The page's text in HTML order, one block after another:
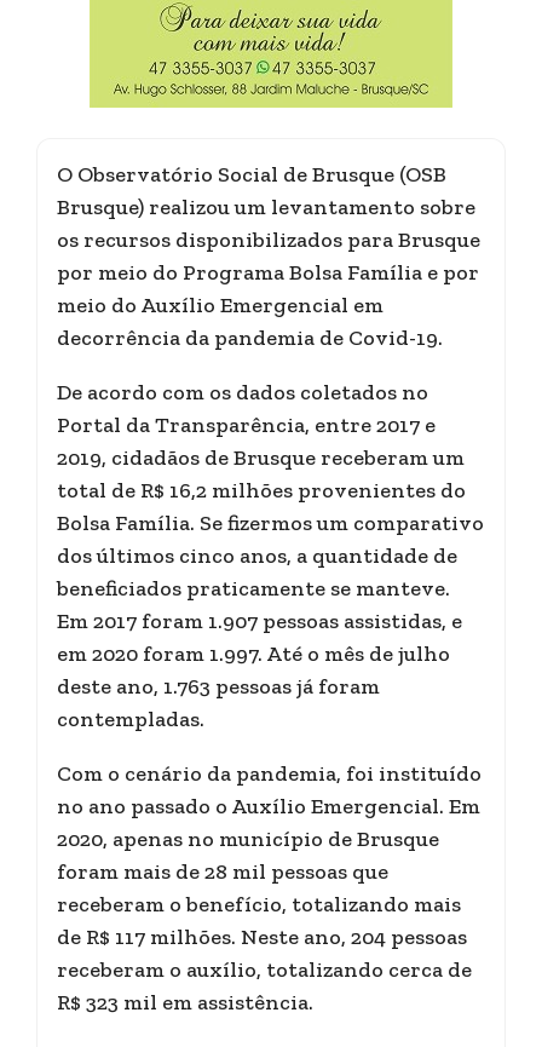
O Observatório Social de Brusque (OSB
Brusque) realizou um levantamento sobre
os recursos disponibilizados para Brusque
por meio do Programa Bolsa Família e por
meio do Auxílio Emergencial em
decorrência da pandemia de Covid-19.
De acordo com os dados coletados no
Portal da Transparência, entre 2017 e
2019, cidadãos de Brusque receberam um
total de R$ 16,2 milhões provenientes do
Bolsa Família. Se fizermos um comparativo
dos últimos cinco anos, a quantidade de
beneficiados praticamente se manteve.
Em 2017 foram 1.907 pessoas assistidas, e
em 2020 foram 1.997. Até o mês de julho
deste ano, 1.763 pessoas já foram
contempladas.
Com o cenário da pandemia, foi instituído
no ano passado o Auxílio Emergencial. Em
2020, apenas no município de Brusque
foram mais de 28 mil pessoas que
receberam o benefício, totalizando mais
de R$ 117 milhões. Neste ano, 204 pessoas
receberam o auxílio, totalizando cerca de
R$ 323 mil em assistência.